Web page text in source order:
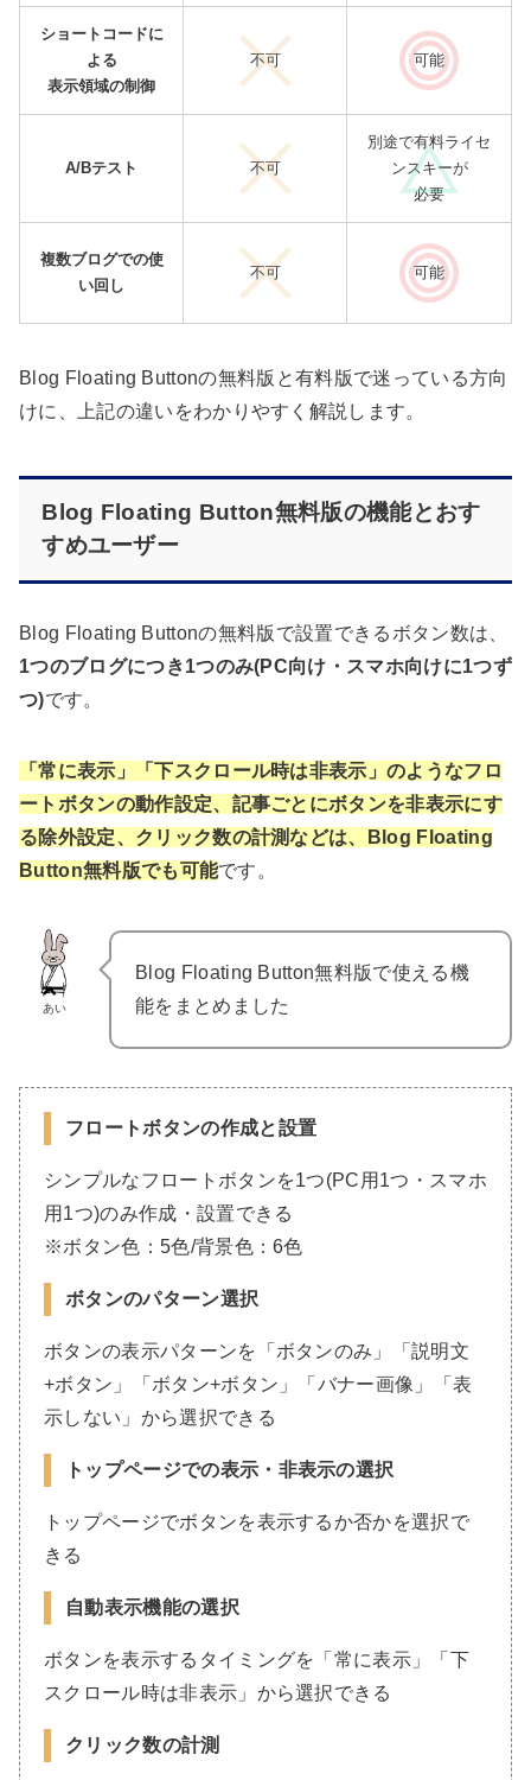
ショートコードに
よる
表示領域の制御
不可 可能
A/Bテスト 不可
別途で有料ライセ
ンスキーが
必要
複数ブログでの使
い回し
不可 可能
Blog Floating Buttonの無料版と有料版で迷っている方向
けに、上記の違いをわかりやすく解説します。
Blog Floating Button無料版の機能とおす
すめユーザー
Blog Floating Buttonの無料版で設置できるボタン数は、
1つのブログにつき1つのみ(PC向け・スマホ向けに1つず
つ)です。
「常に表示」「下スクロール時は非表示」のようなフロ
ートボタンの動作設定、記事ごとにボタンを非表示にす
る除外設定、クリック数の計測などは、Blog Floating
Button無料版でも可能です。
あい
Blog Floating Button無料版で使える機
能をまとめました
フロートボタンの作成と設置
シンプルなフロートボタンを1つ(PC用1つ・スマホ
用1つ)のみ作成・設置できる
※ボタン色：5色/背景色：6色
ボタンのパターン選択
ボタンの表示パターンを「ボタンのみ」「説明文
+ボタン」「ボタン+ボタン」「バナー画像」「表
示しない」から選択できる
トップページでの表示・非表示の選択
トップページでボタンを表示するか否かを選択で
きる
自動表示機能の選択
ボタンを表示するタイミングを「常に表示」「下
スクロール時は非表示」から選択できる
クリック数の計測